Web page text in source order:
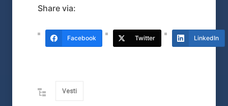
Share via:
Facebook Twitter LinkedIn
Vesti